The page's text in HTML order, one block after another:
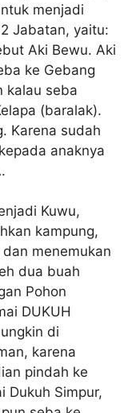
menjadi
Jabatan, yaitu:
Aki Bewu. Aki
ke Gebang
kalau seba
(baralak).
Karena sudah
anaknya
Kuwu,
kampung,
menemukan
dua buah
Pohon
DUKUH
di
karena
pindah ke
Dukuh Simpur,